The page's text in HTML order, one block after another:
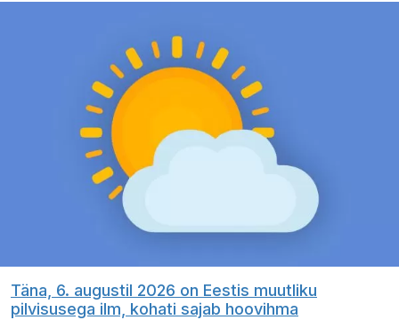
Täna, 6. augustil 2026 on Eestis muutliku
pilvisusega ilm, kohati sajab hoovihma